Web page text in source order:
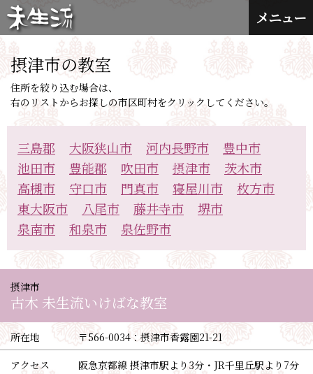
メニュー
摂津市の教室
住所を絞り込む場合は、
右のリストからお探しの市区町村をクリックしてください。
三島郡 大阪狭山市 河内長野市
豊中市
池田市
豊能郡 吹田市 摂津市
茨木市
高槻市
守口市 門真市 寝屋川市
枚方市
東大阪市
八尾市 藤井寺市
堺市
泉南市
和泉市 泉佐野市
摂津市
古木 未生流いけばな教室
所在地 〒566-0034： 摂津市香露園21-21
アクセス
阪急京都線 摂津市駅より3分・JR千里丘駅より7分